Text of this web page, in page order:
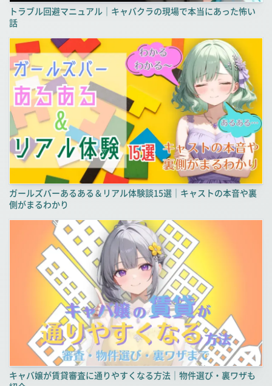
トラブル回避マニュアル｜キャバクラの現場で本当にあった怖い
話
ガールズバーあるある＆リアル体験談15選｜キャストの本音や裏
側がまるわかり
キャバ嬢が賃貸審査に通りやすくなる方法｜物件選び・裏ワザも